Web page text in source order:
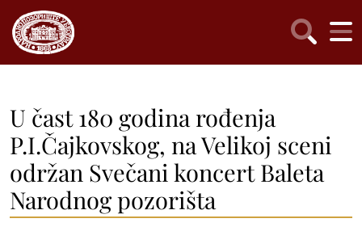
U čast 180 godina rođenja
P.I.Čajkovskog, na Velikoj sceni
održan Svečani koncert Baleta
Narodnog pozorišta